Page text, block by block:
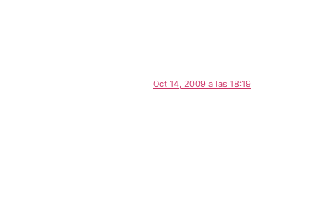
Oct 14, 2009 a las 18:19